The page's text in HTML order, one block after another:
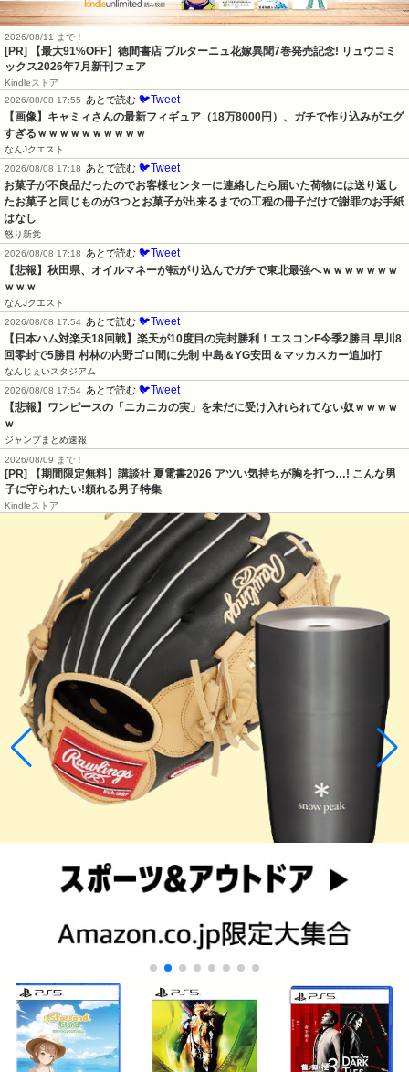
2026/08/11 まで！
[PR] 【最大91%OFF】徳間書店 ブルターニュ花嫁異聞7巻発売記念! リュウコミ
ックス2026年7月新刊フェア
Kindleストア
2026/08/08 17:55
あとで読む 🐦Tweet
【画像】キャミィさんの最新フィギュア（18万8000円）、ガチで作り込みがエグ
すぎるｗｗｗｗｗｗｗｗｗｗ
なんJクエスト
2026/08/08 17:18
あとで読む 🐦Tweet
お菓子が不良品だったのでお客様センターに連絡したら届いた荷物には送り返し
たお菓子と同じものが3つとお菓子が出来るまでの工程の冊子だけで謝罪のお手紙
はなし
怒り新党
2026/08/08 17:18
あとで読む 🐦Tweet
【悲報】秋田県、オイルマネーが転がり込んでガチで東北最強へｗｗｗｗｗｗｗ
ｗｗｗ
なんJクエスト
2026/08/08 17:54 あとで読む 🐦Tweet
【日本ハム対楽天18回戦】楽天が10度目の完封勝利！エスコンF今季2勝目 早川8
回零封で5勝目 村林の内野ゴロ間に先制 中島＆YG安田＆マッカスカー追加打
なんじぇいスタジアム
2026/08/08 17:54 あとで読む 🐦Tweet
【悲報】ワンピースの「ニカニカの実」を未だに受け入れられてない奴ｗｗｗｗ
ｗ
ジャンプまとめ速報
2026/08/09 まで！
[PR] 【期間限定無料】講談社 夏電書2026 アツい気持ちが胸を打つ…! こんな男
子に守られたい!頼れる男子特集
Kindleストア